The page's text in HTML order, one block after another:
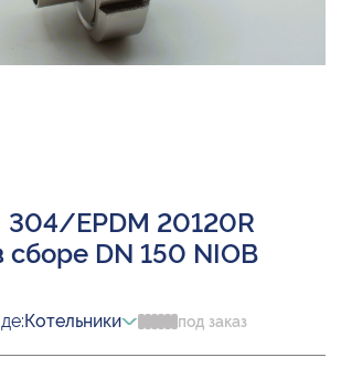
304/EPDM 20120R
сборе DN 150 NIOB
Котельники под заказ